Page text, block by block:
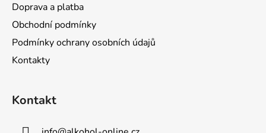
Doprava a platba
Obchodní podmínky
Podmínky ochrany osobních údajů
Kontakty
Kontakt